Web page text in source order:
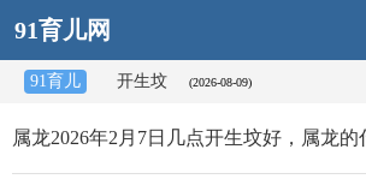
91育儿网
91育儿 开生坟 (2026-08-09)
属龙2026年2月7日几点开生坟好，属龙